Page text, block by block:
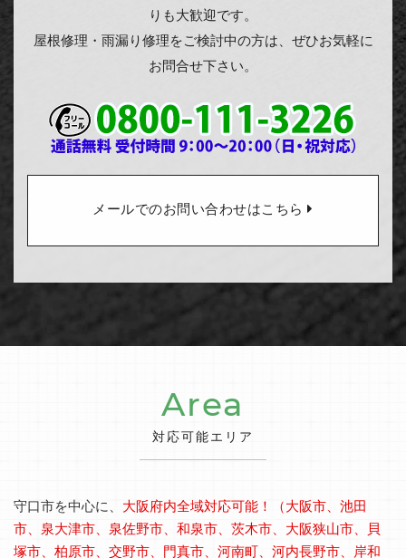
りも大歓迎です。
屋根修理・雨漏り修理をご検討中の方は、ぜひお気軽に
お問合せ下さい。
メールでのお問い合わせはこちら
Area
対応可能エリア
守口市を中心に、 大阪府内全域対応可能！（大阪市、池田
市、泉大津市、泉佐野市、和泉市、茨木市、大阪狭山市、貝
塚市、柏原市、交野市、門真市、河南町、河内長野市、岸和